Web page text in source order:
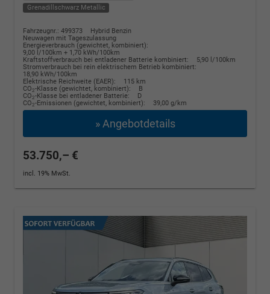
Grenadillschwarz Metallic
Fahrzeugnr.: 499373
Hybrid Benzin
Neuwagen mit Tageszulassung
Energieverbrauch (gewichtet, kombiniert):
9,00 l/100km + 1,70 kWh/100km
Kraftstoffverbrauch bei entladener Batterie kombiniert:
5,90 l/100km
Stromverbrauch bei rein elektrischem Betrieb kombiniert:
18,90 kWh/100km
Elektrische Reichweite (EAER):
115 km
CO2-Klasse (gewichtet, kombiniert):
B
CO2-Klasse bei entladener Batterie:
D
CO2-Emissionen (gewichtet, kombiniert): 39,00 g/km
» Angebotdetails
53.750,– €
incl. 19% MwSt.